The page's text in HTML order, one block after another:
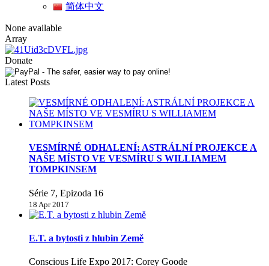
简体中文
None available
Array
Donate
Latest Posts
VESMÍRNÉ ODHALENÍ: ASTRÁLNÍ PROJEKCE A
NAŠE MÍSTO VE VESMÍRU S WILLIAMEM
TOMPKINSEM
Série 7, Epizoda 16
18 Apr 2017
E.T. a bytosti z hlubin Země
Conscious Life Expo 2017: Corey Goode